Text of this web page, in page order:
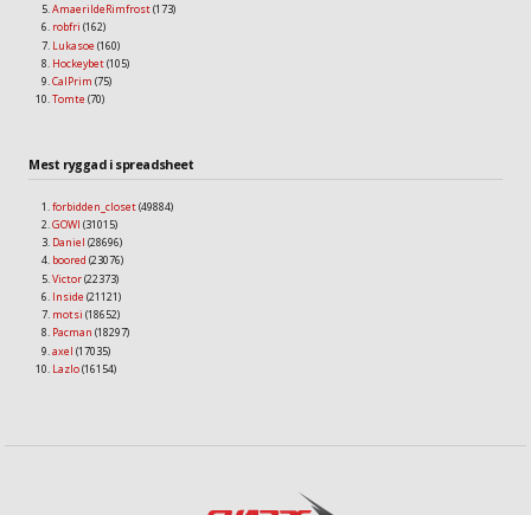
AmaerildeRimfrost(173)
robfri (162)
Lukasoe (160)
Hockeybet(105)
CalPrim (75)
Tomte (70)
Mest ryggad i spreadsheet
forbidden_closet(49884)
GOWI (31015)
Daniel (28696)
boored (23076)
Victor(22373)
Inside (21121)
motsi (18652)
Pacman (18297)
axel (17035)
Lazlo(16154)